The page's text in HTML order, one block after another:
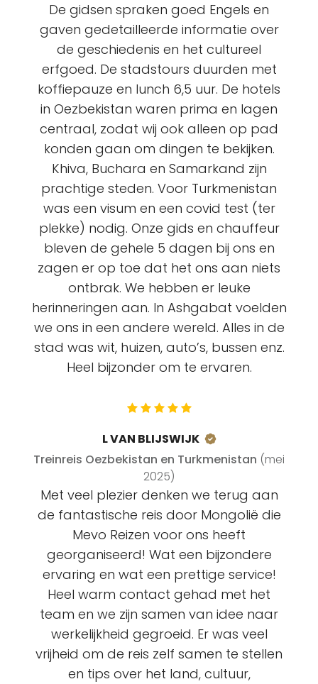
De gidsen spraken goed Engels en
gaven gedetailleerde informatie over
de geschiedenis en het cultureel
erfgoed. De stadstours duurden met
koffiepauze en lunch 6,5 uur. De hotels
in Oezbekistan waren prima en lagen
centraal, zodat wij ook alleen op pad
konden gaan om dingen te bekijken.
Khiva, Buchara en Samarkand zijn
prachtige steden. Voor Turkmenistan
was een visum en een covid test (ter
plekke) nodig. Onze gids en chauffeur
bleven de gehele 5 dagen bij ons en
zagen er op toe dat het ons aan niets
ontbrak. We hebben er leuke
herinneringen aan. In Ashgabat voelden
we ons in een andere wereld. Alles in de
stad was wit, huizen, auto’s, bussen enz.
Heel bijzonder om te ervaren.
L VAN BLIJSWIJK
Treinreis Oezbekistan en Turkmenistan (mei
2025)
Met veel plezier denken we terug aan
de fantastische reis door Mongolië die
Mevo Reizen voor ons heeft
georganiseerd! Wat een bijzondere
ervaring en wat een prettige service!
Heel warm contact gehad met het
team en we zijn samen van idee naar
werkelijkheid gegroeid. Er was veel
vrijheid om de reis zelf samen te stellen
en tips over het land, cultuur,